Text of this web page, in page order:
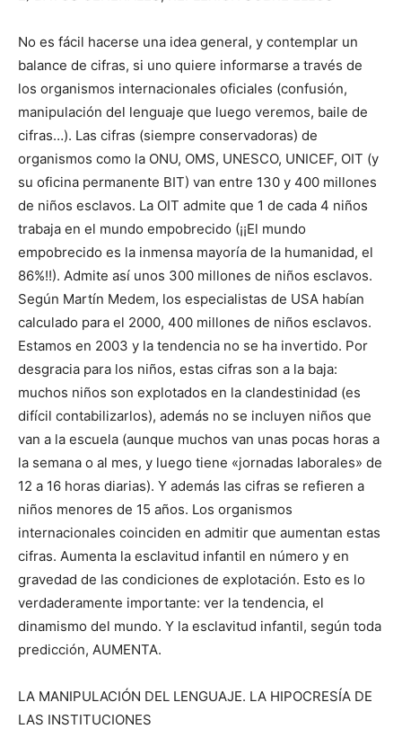
No es fácil hacerse una idea general, y contemplar un
balance de cifras, si uno quiere informarse a través de
los organismos internacionales oficiales (confusión,
manipulación del lenguaje que luego veremos, baile de
cifras…). Las cifras (siempre conservadoras) de
organismos como la ONU, OMS, UNESCO, UNICEF, OIT (y
su oficina permanente BIT) van entre 130 y 400 millones
de niños esclavos. La OIT admite que 1 de cada 4 niños
trabaja en el mundo empobrecido (¡¡El mundo
empobrecido es la inmensa mayoría de la humanidad, el
86%!!). Admite así unos 300 millones de niños esclavos.
Según Martín Medem, los especialistas de USA habían
calculado para el 2000, 400 millones de niños esclavos.
Estamos en 2003 y la tendencia no se ha invertido. Por
desgracia para los niños, estas cifras son a la baja:
muchos niños son explotados en la clandestinidad (es
difícil contabilizarlos), además no se incluyen niños que
van a la escuela (aunque muchos van unas pocas horas a
la semana o al mes, y luego tiene «jornadas laborales» de
12 a 16 horas diarias). Y además las cifras se refieren a
niños menores de 15 años. Los organismos
internacionales coinciden en admitir que aumentan estas
cifras. Aumenta la esclavitud infantil en número y en
gravedad de las condiciones de explotación. Esto es lo
verdaderamente importante: ver la tendencia, el
dinamismo del mundo. Y la esclavitud infantil, según toda
predicción, AUMENTA.
LA MANIPULACIÓN DEL LENGUAJE. LA HIPOCRESÍA DE
LAS INSTITUCIONES